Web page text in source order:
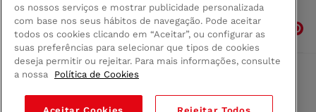
Comprar na Madeira
Política de privacidad
os nossos serviços e mostrar publicidade personalizada
com base nos seus hábitos de navegação. Pode aceitar
todos os cookies clicando em “Aceitar”, ou configurar as
suas preferências para selecionar que tipos de cookies
deseja permitir ou rejeitar. Para mais informações, consulte
a nossa
Política de Cookies